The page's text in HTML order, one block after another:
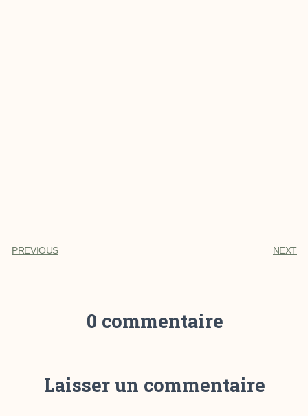
PREVIOUS NEXT
0 commentaire
Laisser un commentaire